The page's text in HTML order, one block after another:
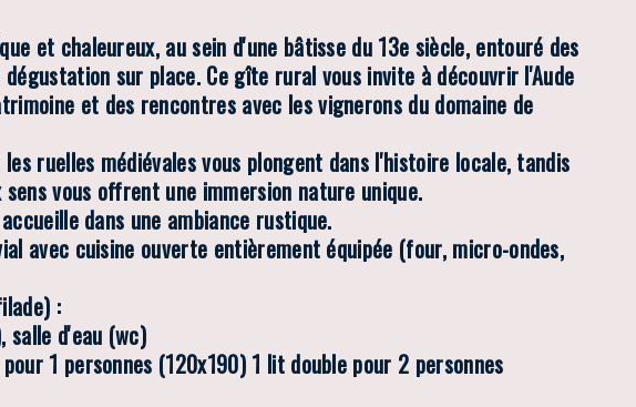
et chaleureux, au sein d'une bâtisse du 13e siècle, entouré des
sur place. Ce gîte rural vous invite à découvrir l'Aude
et des rencontres avec les vignerons du domaine de
ruelles médiévales vous plongent dans l'histoire locale, tandis
vous offrent une immersion nature unique.
dans une ambiance rustique.
avec cuisine ouverte entièrement équipée (four, micro-ondes,
:
salle d'eau (wc)
1 personnes (120x190) 1 lit double pour 2 personnes